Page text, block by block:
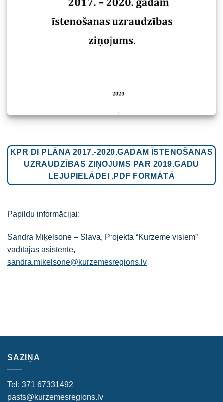
KPR DI PLĀNA 2017.-2020.GADAM ĪSTENOŠANAS
UZRAUDZĪBAS ZIŅOJUMS PAR 2019.GADU
LEJUPIELĀDEI .PDF FORMĀTĀ
Papildu informācijai:
Sandra Miķelsone – Slava, Projekta “Kurzeme visiem”
vadītājas asistente,
sandra.mikelsone@kurzemesregions.lv
SAZIŅA
Tel: 371 67331492
pasts@kurzemesregions.lv